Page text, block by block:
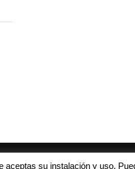
su instalación y uso.